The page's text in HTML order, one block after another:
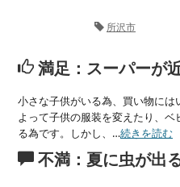
所沢市
満足：スーパーが
小さな子供がいる為、買い物に
よって子供の服装を変えたり、
る為です。しかし、…続きを読む
不満：夏に虫が出